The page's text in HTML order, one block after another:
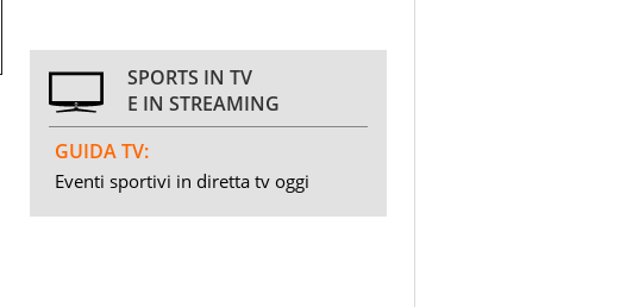
SPORTS IN TV
E IN STREAMING
GUIDA TV:
Eventi sportivi in diretta tv oggi